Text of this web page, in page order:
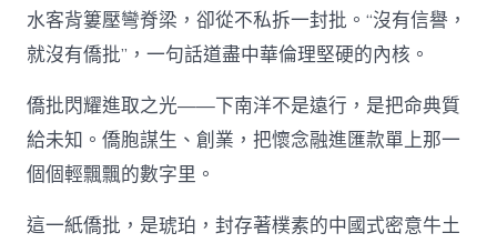
水客背簍壓彎脊梁，卻從不私拆一封批。“沒有信譽，
就沒有僑批”，一句話道盡中華倫理堅硬的內核。
僑批閃耀進取之光——下南洋不是遠行，是把命典質
給未知。僑胞謀生、創業，把懷念融進匯款單上那一
個個輕飄飄的數字里。
這一紙僑批，是琥珀，封存著樸素的中國式密意牛土